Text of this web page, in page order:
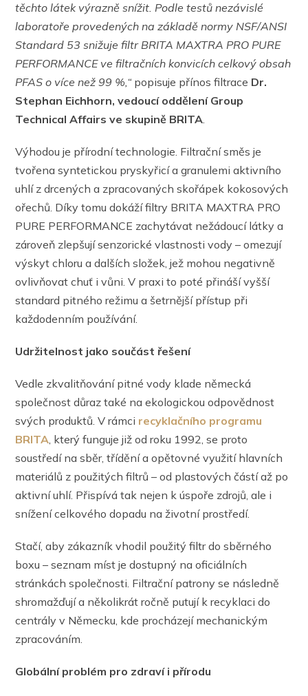
těchto látek výrazně snížit. Podle testů nezávislé
laboratoře provedených na základě normy NSF/ANSI
Standard 53 snižuje filtr BRITA MAXTRA PRO PURE
PERFORMANCE ve filtračních konvicích celkový obsah
PFAS o více než 99 %,“ popisuje přínos filtrace Dr.
Stephan Eichhorn, vedoucí oddělení Group
Technical Affairs ve skupině BRITA.
Výhodou je přírodní technologie. Filtrační směs je
tvořena syntetickou pryskyřicí a granulemi aktivního
uhlí z drcených a zpracovaných skořápek kokosových
ořechů. Díky tomu dokáží filtry BRITA MAXTRA PRO
PURE PERFORMANCE zachytávat nežádoucí látky a
zároveň zlepšují senzorické vlastnosti vody – omezují
výskyt chloru a dalších složek, jež mohou negativně
ovlivňovat chuť i vůni. V praxi to poté přináší vyšší
standard pitného režimu a šetrnější přístup při
každodenním používání.
Udržitelnost jako součást řešení
Vedle zkvalitňování pitné vody klade německá
společnost důraz také na ekologickou odpovědnost
svých produktů. V rámci recyklačního programu
BRITA, který funguje již od roku 1992, se proto
soustředí na sběr, třídění a opětovné využití hlavních
materiálů z použitých filtrů – od plastových částí až po
aktivní uhlí. Přispívá tak nejen k úspoře zdrojů, ale i
snížení celkového dopadu na životní prostředí.
Stačí, aby zákazník vhodil použitý filtr do sběrného
boxu – seznam míst je dostupný na oficiálních
stránkách společnosti. Filtrační patrony se následně
shromažďují a několikrát ročně putují k recyklaci do
centrály v Německu, kde procházejí mechanickým
zpracováním.
Globální problém pro zdraví i přírodu